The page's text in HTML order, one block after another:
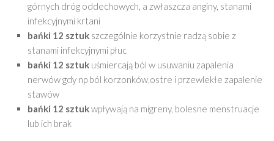
górnych dróg oddechowych, a zwłaszcza anginy, stanami
infekcyjnymi krtani
bańki 12 sztuk szczególnie korzystnie radzą sobie z
stanami infekcyjnymi płuc
bańki 12 sztuk uśmiercają ból w usuwaniu zapalenia
nerwów gdy np ból korzonków,ostre i przewlekłe zapalenie
stawów
bańki 12 sztukwpływają na migreny, bolesne menstruacje
lub ich brak